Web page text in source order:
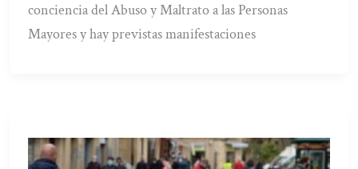
conciencia del Abuso y Maltrato a las Personas
Mayores y hay previstas manifestaciones